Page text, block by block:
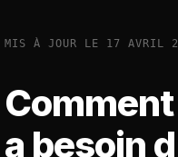
MIS À JOUR LE 17 AVRIL
a besoin